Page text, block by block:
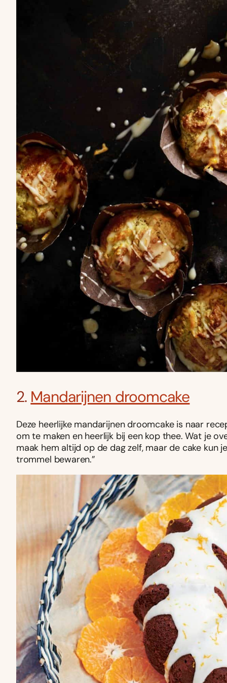
2. Mandarijnen droomcake
Deze heerlijke mandarijnen droomcake is naar
om te maken en heerlijk bij een kop thee. Wat je
maak hem altijd op de dag zelf, maar de cake kun
trommel bewaren.”